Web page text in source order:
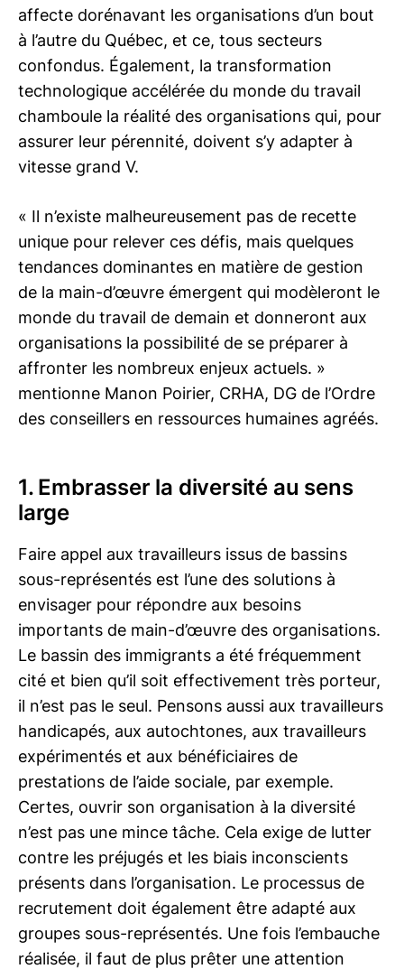
affecte dorénavant les organisations d’un bout
à l’autre du Québec, et ce, tous secteurs
confondus. Également, la transformation
technologique accélérée du monde du travail
chamboule la réalité des organisations qui, pour
assurer leur pérennité, doivent s’y adapter à
vitesse grand V.
« Il n’existe malheureusement pas de recette
unique pour relever ces défis, mais quelques
tendances dominantes en matière de gestion
de la main-d’œuvre émergent qui modèleront le
monde du travail de demain et donneront aux
organisations la possibilité de se préparer à
affronter les nombreux enjeux actuels. »
mentionne Manon Poirier, CRHA, DG de l’Ordre
des conseillers en ressources humaines agréés.
1. Embrasser la diversité au sens
large
Faire appel aux travailleurs issus de bassins
sous-représentés est l’une des solutions à
envisager pour répondre aux besoins
importants de main-d’œuvre des organisations.
Le bassin des immigrants a été fréquemment
cité et bien qu’il soit effectivement très porteur,
il n’est pas le seul. Pensons aussi aux travailleurs
handicapés, aux autochtones, aux travailleurs
expérimentés et aux bénéficiaires de
prestations de l’aide sociale, par exemple.
Certes, ouvrir son organisation à la diversité
n’est pas une mince tâche. Cela exige de lutter
contre les préjugés et les biais inconscients
présents dans l’organisation. Le processus de
recrutement doit également être adapté aux
groupes sous-représentés. Une fois l’embauche
réalisée, il faut de plus prêter une attention